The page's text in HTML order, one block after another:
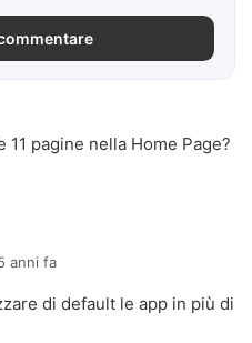
pagine nella Home Page?
anni fa
di default le app in più di